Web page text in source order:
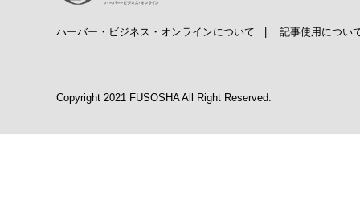
ハーバー・ビジネス・オンラインについて 記事使用につい
Copyright 2021 FUSOSHA All Right Reserved.